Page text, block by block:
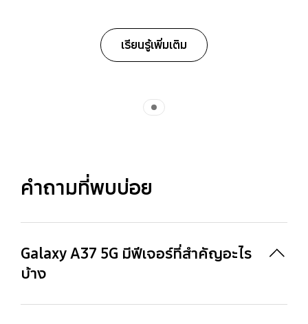
เรียนรู้เพิ่มเติม
คำถามที่พบบ่อย
Galaxy A37 5G มีฟีเจอร์ที่สำคัญอะไร
บ้าง